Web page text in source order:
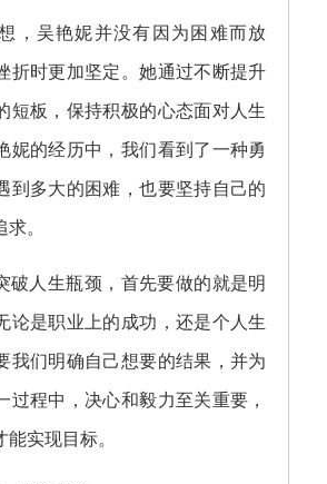
，吴艳妮并没有因为困难而放
折时更加坚定。她通过不断提升
短板，保持积极的心态面对人生
妮的经历中，我们看到了一种勇
到多大的困难，也要坚持自己的
。
破人生瓶颈，首先要做的就是明
论是职业上的成功，还是个人生
我们明确自己想要的结果，并为
过程中，决心和毅力至关重要，
实现目标。